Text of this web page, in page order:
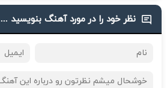
نظر خود را در مورد آهنگ بنویسید ...